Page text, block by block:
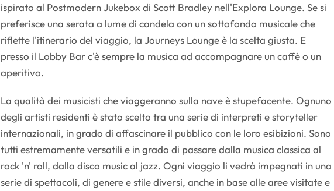
ispirato al Postmodern Jukebox di Scott Bradley nell'Explora Lounge. Se si
preferisce una serata a lume di candela con un sottofondo musicale che
riflette l'itinerario del viaggio, la Journeys Lounge è la scelta giusta. E
presso il Lobby Bar c'è sempre la musica ad accompagnare un caffè o un
aperitivo.
La qualità dei musicisti che viaggeranno sulla nave è stupefacente. Ognuno
degli artisti residenti è stato scelto tra una serie di interpreti e storyteller
internazionali, in grado di affascinare il pubblico con le loro esibizioni. Sono
tutti estremamente versatili e in grado di passare dalla musica classica al
rock 'n' roll, dalla disco music al jazz. Ogni viaggio li vedrà impegnati in una
serie di spettacoli, di genere e stile diversi, anche in base alle aree visitate e